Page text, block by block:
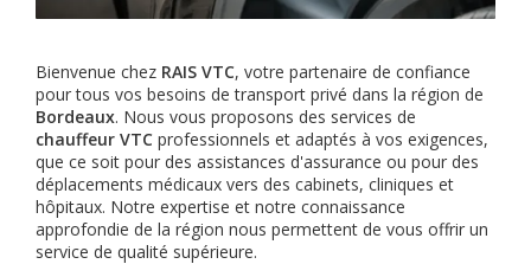
Bienvenue chez RAIS VTC, votre partenaire de confiance
pour tous vos besoins de transport privé dans la région de
Bordeaux. Nous vous proposons des services de
chauffeur VTC professionnels et adaptés à vos exigences,
que ce soit pour des assistances d'assurance ou pour des
déplacements médicaux vers des cabinets, cliniques et
hôpitaux. Notre expertise et notre connaissance
approfondie de la région nous permettent de vous offrir un
service de qualité supérieure.